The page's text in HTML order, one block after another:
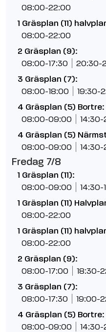
08:00-22:00
1 Gräsplan (11)
08:00-22:00
2 Gräsplan (9):
08:00-17:30 20:30-
3 Gräsplan (7):
08:00-18:00 19:30-
4 Gräsplan (5) Bortre:
08:00-09:00
4 Gräsplan (5)
08:00-09:00
Fredag 7/8
1 Gräsplan (11):
08:00-09:00 14:30-
1 Gräsplan (11)
08:00-22:00
1 Gräsplan (11)
08:00-22:00
2 Gräsplan (9):
08:00-17:00 18:30-
3 Gräsplan (7):
08:00-17:30 19:00-
4 Gräsplan (5) Bortre:
08:00-09:00